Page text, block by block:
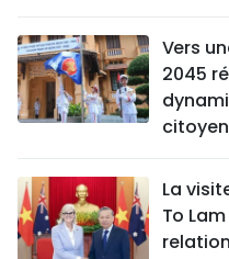
Vers
2045
La
To